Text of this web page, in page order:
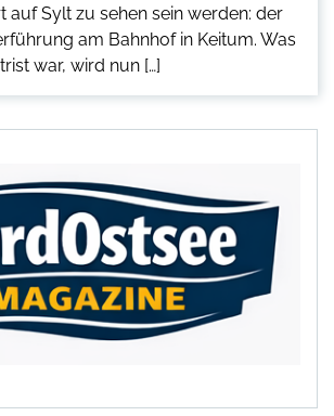
auf Sylt zu sehen sein werden: der
am Bahnhof in Keitum. Was
war, wird nun […]